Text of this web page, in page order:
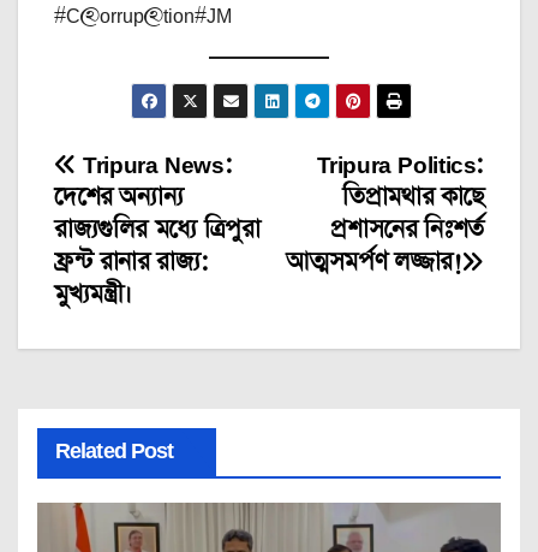
#C@orrup@tion#JM
Post
navigation
Tripura Politics:
তিপ্রামথার কাছে
প্রশাসনের নিঃশর্ত
আত্মসমর্পণ লজ্জার!
Tripura News:
দেশের অন্যান্য
রাজ্যগুলির মধ্যে ত্রিপুরা
ফ্রন্ট রানার রাজ্য:
মুখ্যমন্ত্রী।
Related Post